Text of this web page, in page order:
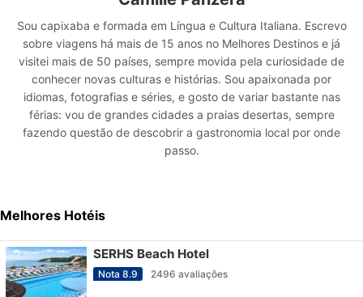
Sou capixaba e formada em Língua e Cultura Italiana. Escrevo
sobre viagens há mais de 15 anos no Melhores Destinos e já
visitei mais de 50 países, sempre movida pela curiosidade de
conhecer novas culturas e histórias. Sou apaixonada por
idiomas, fotografias e séries, e gosto de variar bastante nas
férias: vou de grandes cidades a praias desertas, sempre
fazendo questão de descobrir a gastronomia local por onde
passo.
Melhores Hotéis
SERHS Beach Hotel
Nota 8.9 2496 avaliações